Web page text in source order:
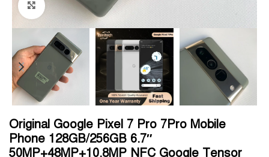
Click to enlarge
Original Google Pixel 7 Pro 7Pro Mobile
Phone 128GB/256GB 6.7″
50MP+48MP+10.8MP NFC Google Tensor